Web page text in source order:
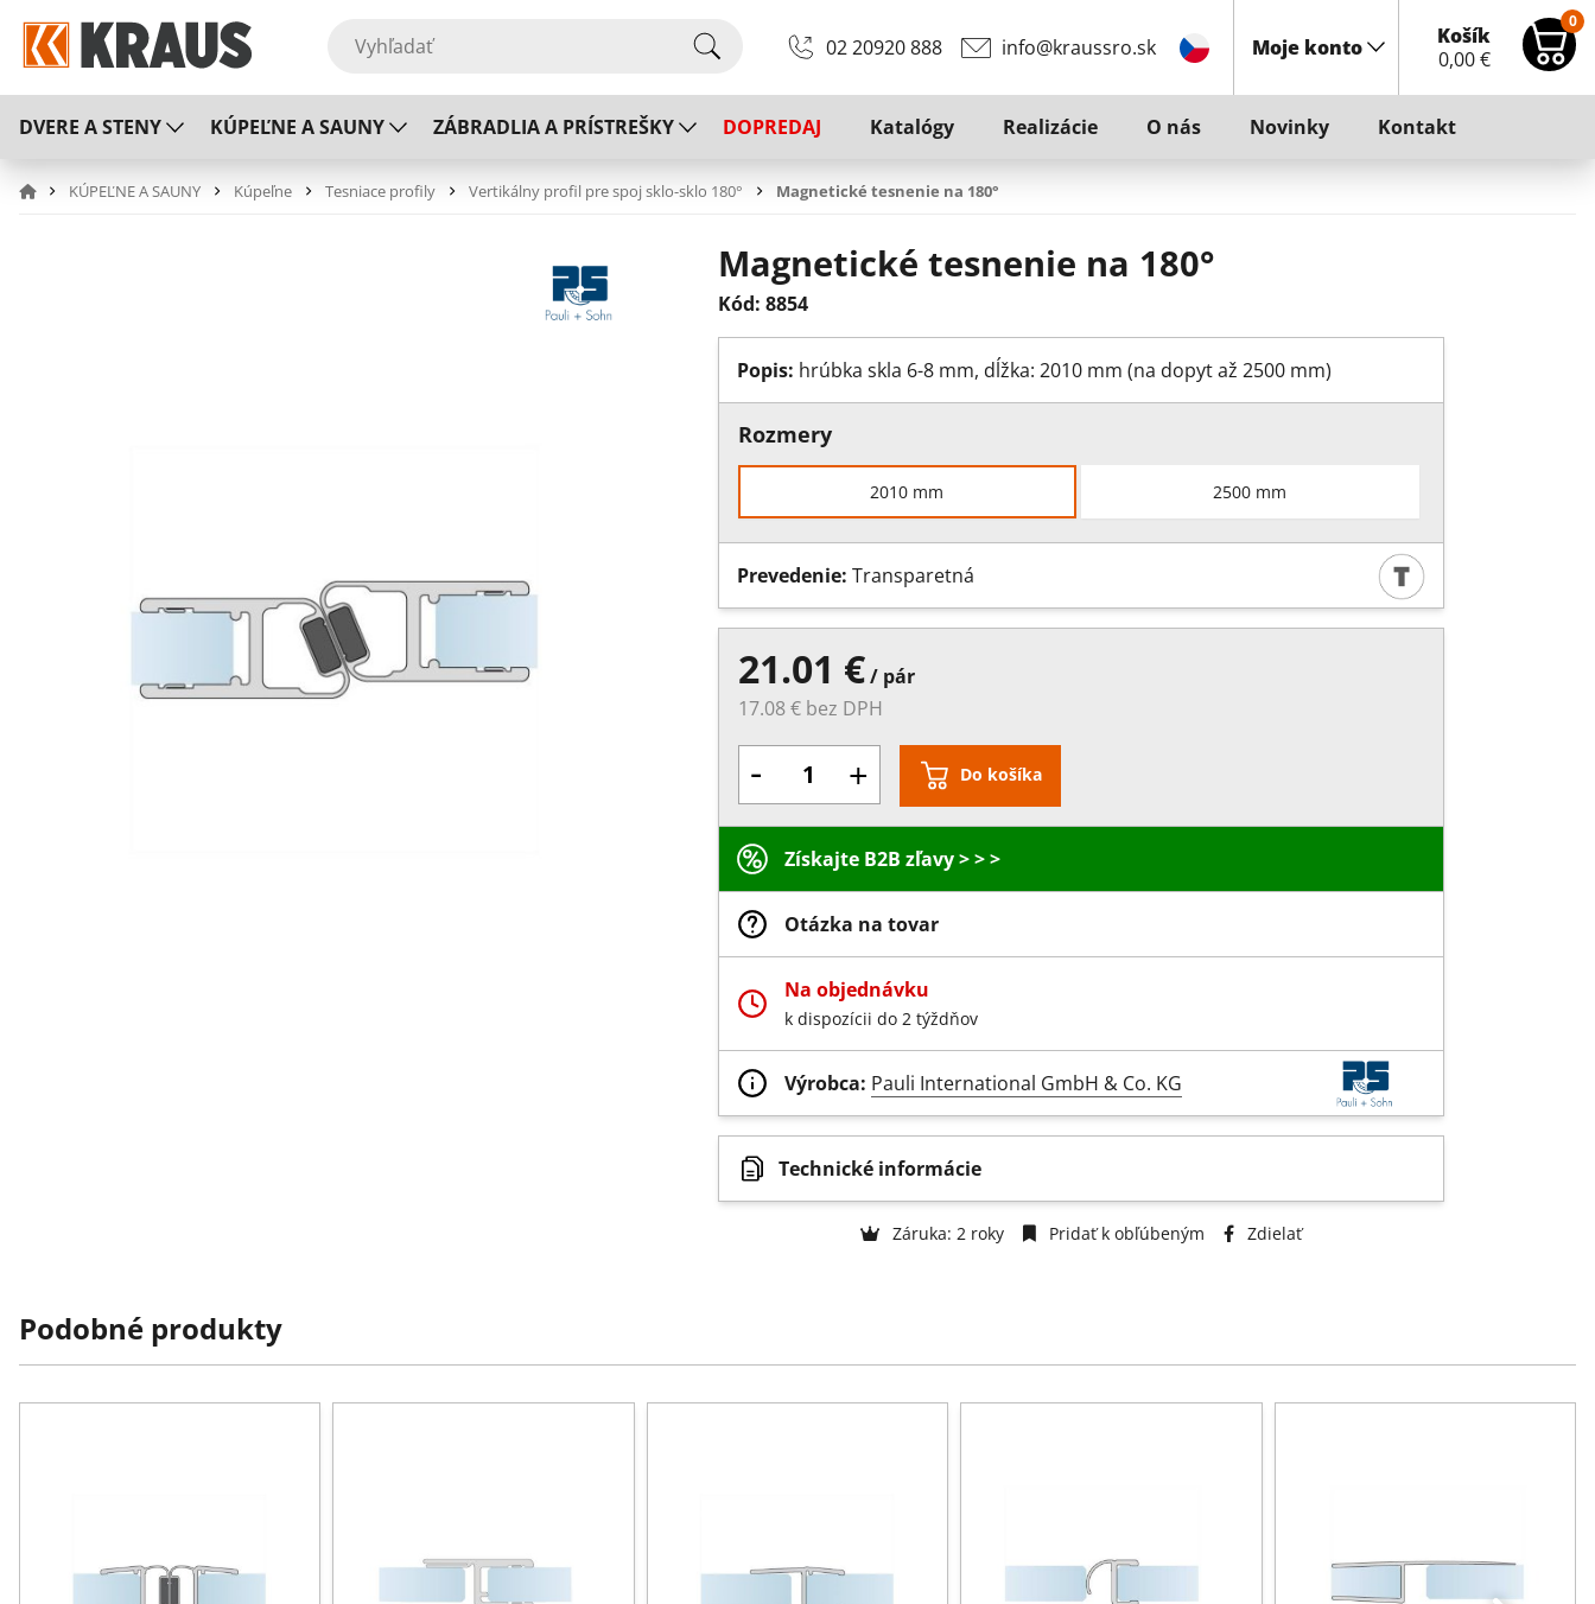
02 20920 888 info@kraussro.sk Moje konto
Košík
0,00€
0
DVERE A STENY KÚPEĽNE A SAUNY ZÁBRADLIA A PRÍSTREŠKY DOPREDAJ Katalógy Realizácie O nás Novinky Kontakt
KÚPEĽNE A SAUNY Kúpeľne Tesniace profily Vertikálny profil pre spoj sklo-sklo 180° Magnetické tesnenie na 180°
Magnetické tesnenie na 180°
Kód: 8854
Popis: hrúbka skla 6-8 mm, dĺžka: 2010 mm (na dopyt až 2500 mm)
Rozmery
2010 mm 2500 mm
Prevedenie: Transparetná
21.01 €/ pár
17.08 € bez DPH
- + Do košíka
Získajte B2B zľavy > > >
Otázka na tovar
Na objednávku
k dispozícii do 2 týždňov
Výrobca: Pauli International GmbH & Co. KG
Technické informácie
Záruka: 2 roky Pridať k obľúbeným Zdielať
Podobné produkty